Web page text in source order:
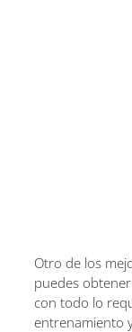
Otro de los
puedes
con todo lo
entrenamiento